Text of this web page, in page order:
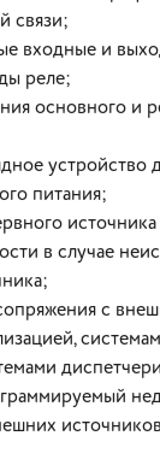
связи;
входные и
реле;
основного и
устройство
питания;
в случае
с